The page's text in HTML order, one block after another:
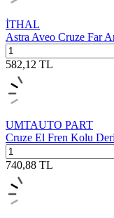
İTHAL
Astra Aveo Cruze Far
582,12 TL
UMTAUTO PART
Cruze El Fren Kolu
740,88 TL